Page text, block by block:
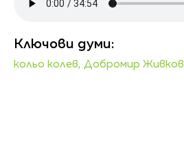
Ключови думи:
кольо колев, Добромир Живков